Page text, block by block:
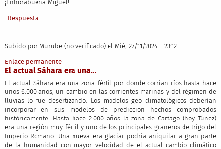
¡Enhorabuena Miguel!
Respuesta
Subido por Murube (no verificado) el Mié, 27/11/2024 - 23:12
Enlace permanente
El actual Sáhara era una…
El actual Sáhara era una zona fértil por donde corrían ríos hasta hace
unos 6.000 años, un cambio en las corrientes marinas y del régimen de
lluvias lo fue desertizando. Los modelos geo climatológicos deberían
incorporar en sus modelos de prediccion hechos comprobados
históricamente. Hasta hace 2.000 años la zona de Cartago (hoy Túnez)
era una región muy fértil y uno de los principales graneros de trigo del
Imperio Romano. Una nueva era glaciar podría aniquilar a gran parte
de la humanidad con mayor velocidad de el actual cambio climático